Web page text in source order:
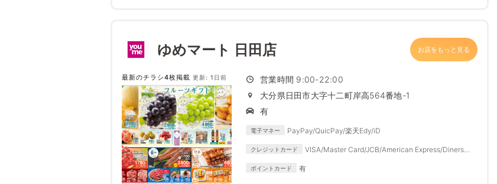
ゆめマート 日田店 お店をもっと見る
最新のチラシ4枚掲載 更新: 1日前
営業時間 9:00-22:00
大分県日田市大字十二町岸高564番地-1
有
電子マネー PayPay/QuicPay/楽天Edy/iD
クレジットカード
VISA/Master Card/JCB/American Express/Diners
ポイントカード 有